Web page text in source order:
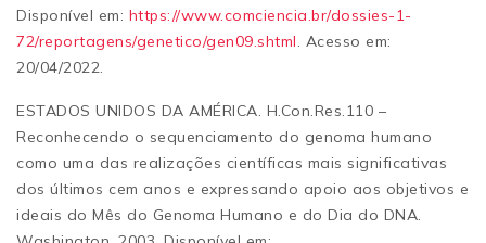
Disponível em: https://www.comciencia.br/dossies-1-
72/reportagens/genetico/gen09.shtml. Acesso em:
20/04/2022.
ESTADOS UNIDOS DA AMÉRICA. H.Con.Res.110 –
Reconhecendo o sequenciamento do genoma humano
como uma das realizações científicas mais significativas
dos últimos cem anos e expressando apoio aos objetivos e
ideais do Mês do Genoma Humano e do Dia do DNA.